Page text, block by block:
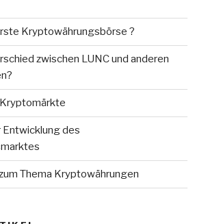
Kryptowährungsbörse ?
zwischen LUNC und anderen
Entwicklung des
Thema Kryptowährungen